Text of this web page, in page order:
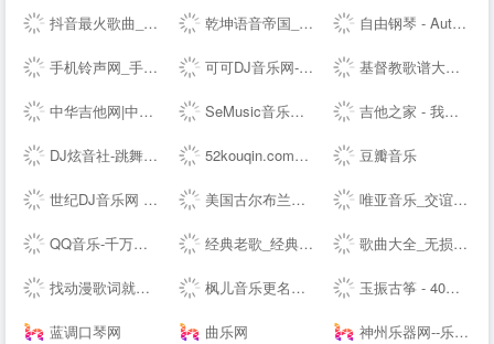
抖音最火歌曲_好听的歌曲 - 我要歌词网 乾坤语音帝国_MP3音乐免费试听下载网站 自由钢琴 - AutoPiano | 在线钢琴，键盘钢琴，模拟钢琴，多种乐器选择，好听又好玩
手机铃声网_手机铃声下载_免费手机铃声下载 可可DJ音乐网-车载dj dj舞曲 dj现场视频 原创DJ音乐分享平台 基督教歌谱大全-分享基督教赞美诗歌简谱，五线谱，和弦谱，歌词的最佳网站!
中华吉他网|中国(珠海)国际吉他艺术节|中国(珠海)吉他大赛|教育|琴行|厂商|珠海吉他学会|研究会|珠海市音乐家协会|联谊会|结他|吉它|china|gutiar|keytar|www.zhguitar.com SeMusic音乐网站源码|一号DJ开源PHP音乐CMS网站管理系统 吉他之家 - 我的吉他谱,我的吉他网站!
DJ炫音社-跳舞专辑_公路音乐_酒吧音乐夜店慢摇车载DJ舞曲网站 52kouqin.com到期，请续费 豆瓣音乐
世纪DJ音乐网 - 无损高品质DJ舞曲分享,音质最好的DJ免费下载网站 美国古尔布兰森GULBRANSEN-百年高端品牌钢琴-（中国）-- 唯亚音乐_交谊舞曲_舞厅舞曲大全_夜场交谊舞曲
QQ音乐-千万正版音乐海量无损曲库新歌热歌天天畅听的高品质音乐平台！ 经典老歌_经典老歌大全_经典老歌100首怀旧连播 歌曲大全_无损音乐下载_MP3歌曲免费下载 - 求歌网
找动漫歌词就到 - 每日动漫歌词网 枫儿音乐更名为枫儿乐谱网提供各种简谱，歌谱，五线谱，吉他谱 玉振古筝 - 40年技术沉淀，铸就扬州筝业佼佼者
蓝调口琴网 曲乐网 神州乐器网--乐器行业--